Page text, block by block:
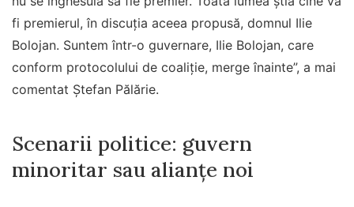
fi premierul, în discuţia aceea propusă, domnul Ilie
Bolojan. Suntem într-o guvernare, Ilie Bolojan, care
conform protocolului de coaliţie, merge înainte”, a mai
comentat Ştefan Pălărie.
Scenarii politice: guvern
minoritar sau alianțe noi